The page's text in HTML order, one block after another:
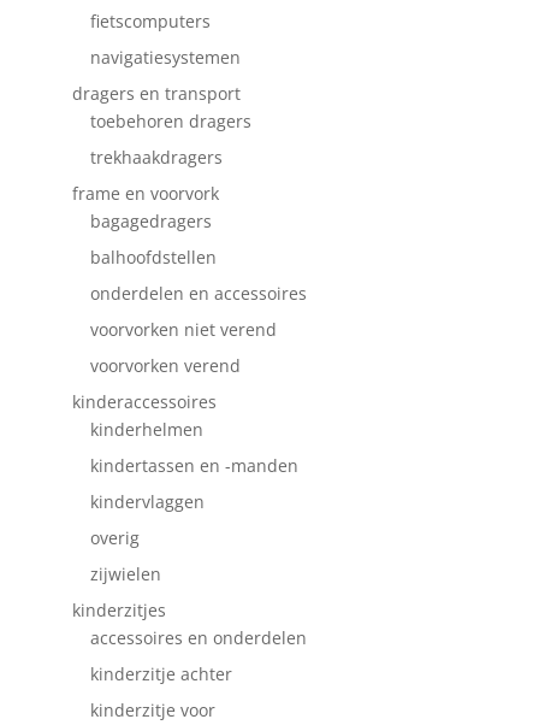
fietscomputers
navigatiesystemen
dragers en transport
toebehoren dragers
trekhaakdragers
frame en voorvork
bagagedragers
balhoofdstellen
onderdelen en accessoires
voorvorken niet verend
voorvorken verend
kinderaccessoires
kinderhelmen
kindertassen en -manden
kindervlaggen
overig
zijwielen
kinderzitjes
accessoires en onderdelen
kinderzitje achter
kinderzitje voor